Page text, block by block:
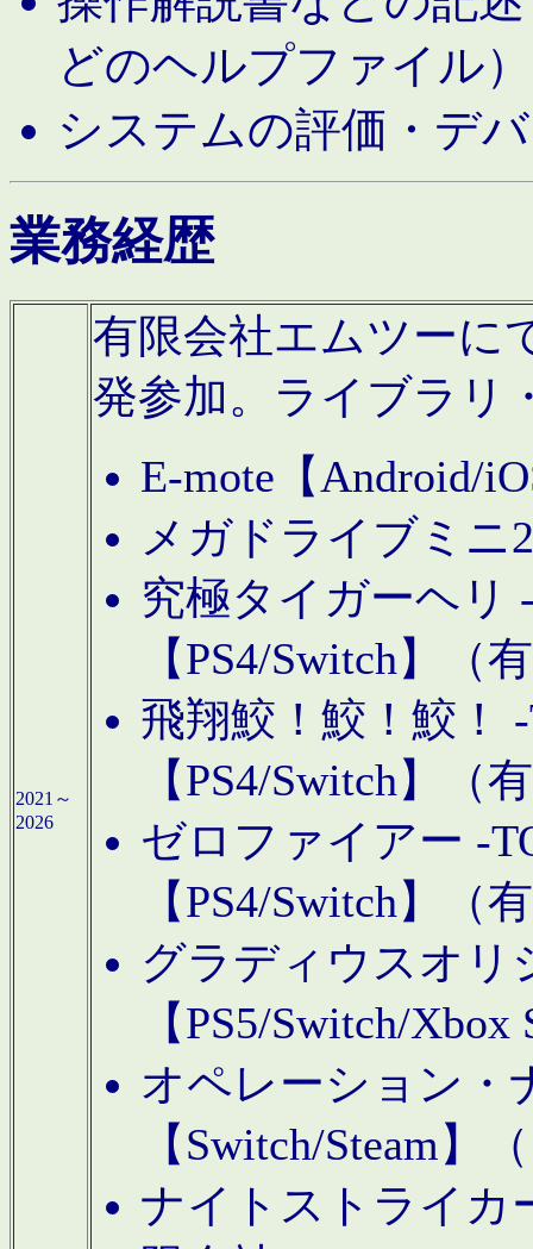
どのヘルプファイル）
システムの評価・デ
業務経歴
2021～
2026
有限会社エムツーに
発参加。ライブラリ
E-mote【Android/
メガドライブミニ
究極タイガーヘリ
【PS4/Switch】（
飛翔鮫！鮫！鮫！
【PS4/Switch】（
ゼロファイアー -
【PS4/Switch】（
グラディウスオリ
【PS5/Switch/
オペレーション・
【Switch/Steam】
ナイトストライカ